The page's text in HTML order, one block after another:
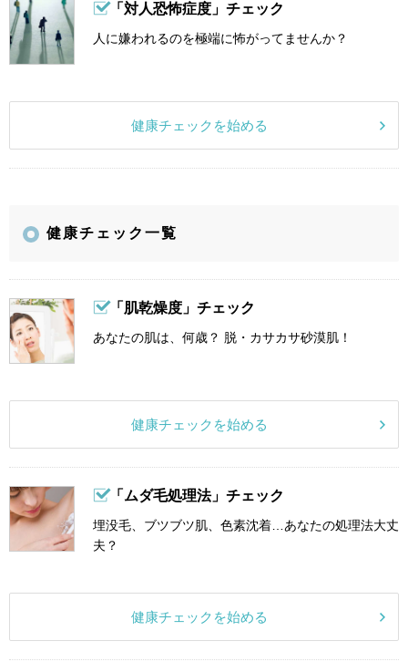
「対人恐怖症度」チェック
人に嫌われるのを極端に怖がってませんか？
健康チェックを始める
健康チェック一覧
「肌乾燥度」チェック
あなたの肌は、何歳？ 脱・カサカサ砂漠肌！
健康チェックを始める
「ムダ毛処理法」チェック
埋没毛、ブツブツ肌、色素沈着…あなたの処理法大丈
夫？
健康チェックを始める